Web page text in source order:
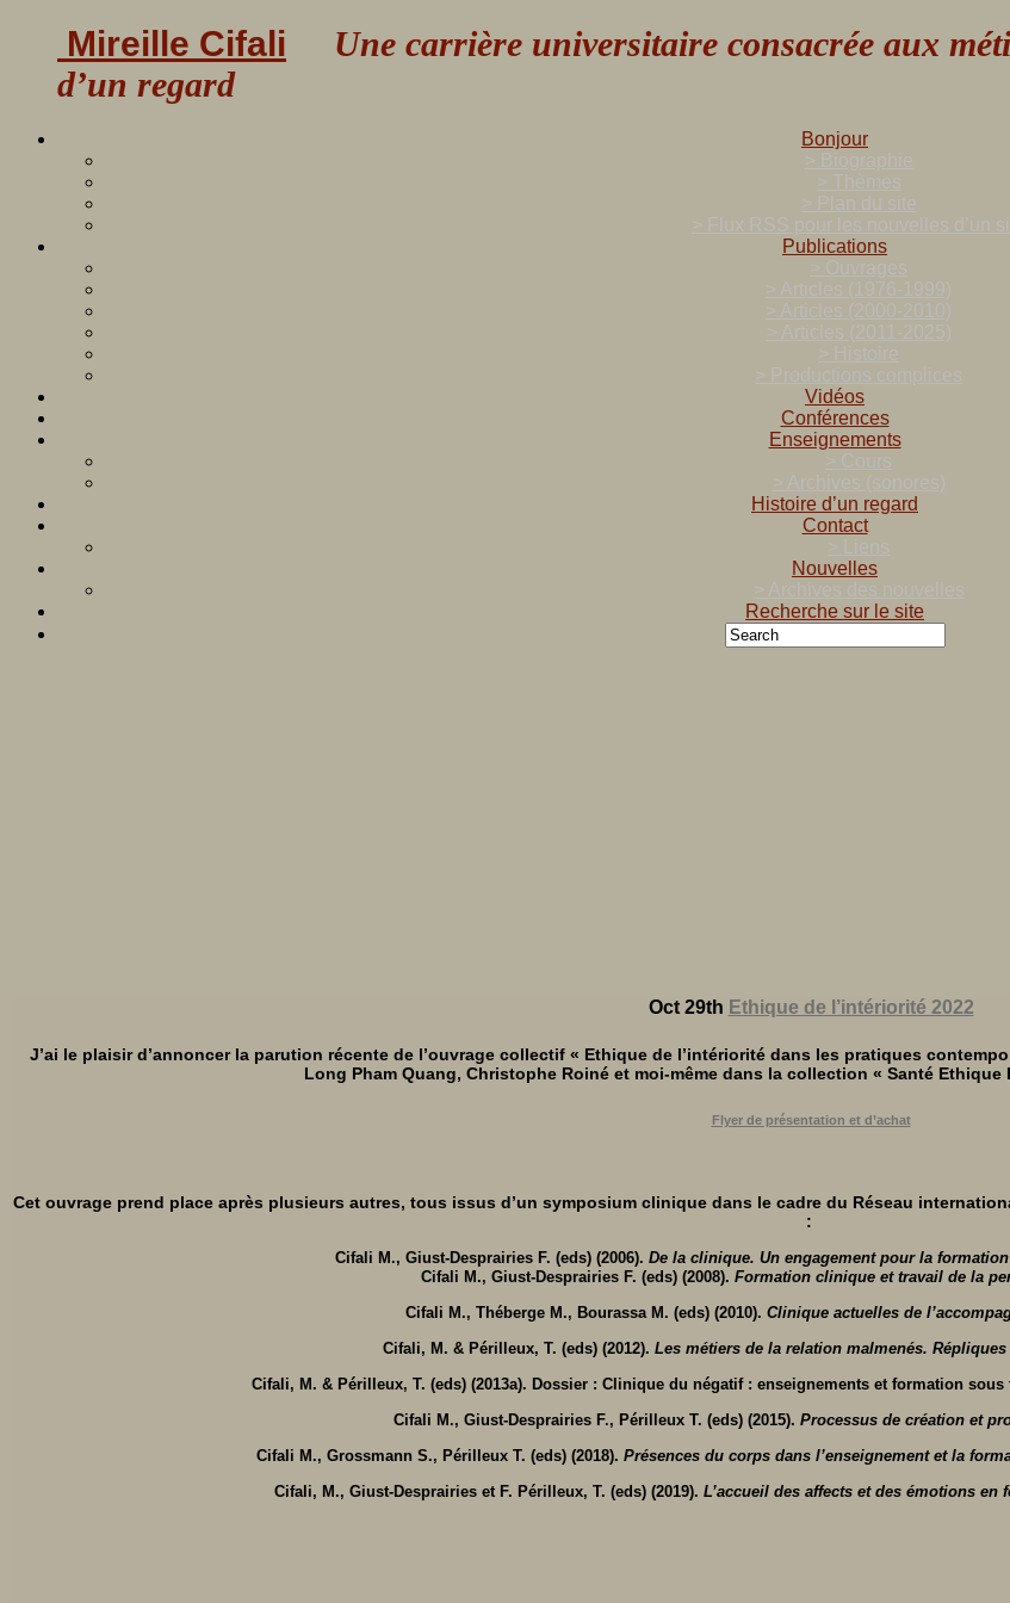
Mireille Cifali Une carrière universitaire consacrée aux
d’un regard
Bonjour
> Biographie
> Thèmes
> Plan du site
> Flux RSS pour les nouvelles d’un
Publications
> Ouvrages
> Articles (1976-1999)
> Articles (2000-2010)
> Articles (2011-2025)
> Histoire
> Productions complices
Vidéos
Conférences
Enseignements
> Cours
> Archives (sonores)
Histoire d’un regard
Contact
> Liens
Nouvelles
> Archives des nouvelles
Recherche sur le site
Oct 29th Ethique de l’intériorité 2022
J’ai le plaisir d’annoncer la parution récentede l’ouvrage collectif « Ethique de l’intériorité dans les pratiques
Long Pham Quang, Christophe Roiné et moi-même dans la collection « Santé Ethique
Flyer de présentation et d’achat
Cet ouvrage prend place après plusieurs autres, tous issus d’un symposium clinique dans le cadre du Réseau
:
Cifali M., Giust-Desprairies F. (eds) (2006). De la clinique. Un engagement pour la
Cifali M., Giust-Desprairies F. (eds) (2008). Formation clinique et travail de la
Cifali M., Théberge M., Bourassa M. (eds) (2010). Clinique actuelles de
Cifali, M. & Périlleux, T. (eds) (2012). Les métiers de la relation malmenés.
Cifali, M. & Périlleux, T. (eds) (2013a). Dossier : Clinique du négatif : enseignements et formation sous
Cifali M., Giust-Desprairies F., Périlleux T. (eds) (2015). Processus de création et
Cifali M., Grossmann S., Périlleux T. (eds) (2018). Présences du corps dans l’enseignement et la
Cifali, M., Giust-Desprairies et F. Périlleux, T. (eds) (2019). L’accueil des affects et des émotions en